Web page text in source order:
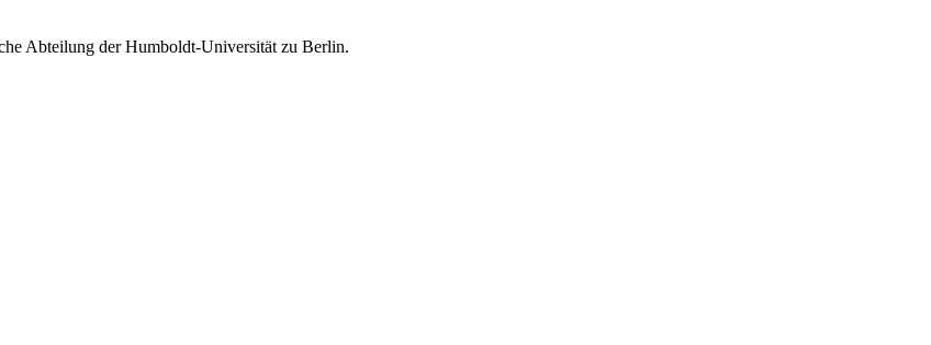
Abteilung der Humboldt-Universität zu Berlin.